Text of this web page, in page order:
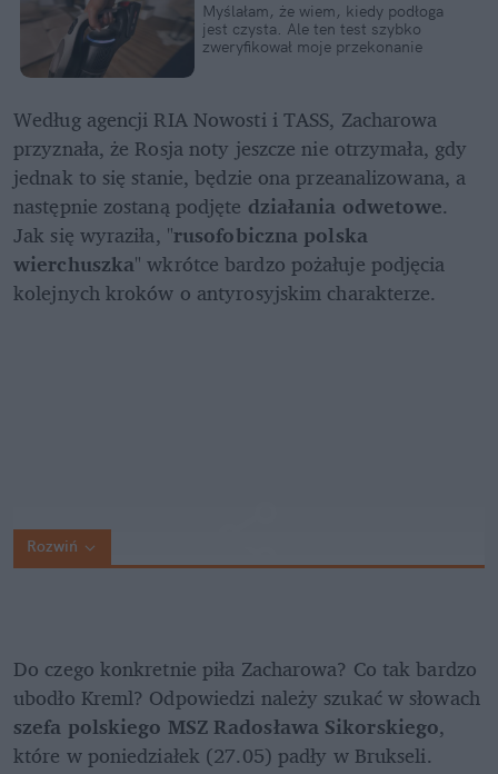
Myślałam, że wiem, kiedy podłoga
jest czysta. Ale ten test szybko
zweryfikował moje przekonanie
Według agencji RIA Nowosti i TASS, Zacharowa
przyznała, że Rosja noty jeszcze nie otrzymała, gdy
jednak to się stanie, będzie ona przeanalizowana, a
następnie zostaną podjęte działania odwetowe.
Jak się wyraziła, "rusofobiczna polska
wierchuszka" wkrótce bardzo pożałuje podjęcia
kolejnych kroków o antyrosyjskim charakterze.
Rozwiń
Do czego konkretnie piła Zacharowa? Co tak bardzo
ubodło Kreml? Odpowiedzi należy szukać w słowach
szefa polskiego MSZ Radosława Sikorskiego,
które w poniedziałek (27.05) padły w Brukseli.